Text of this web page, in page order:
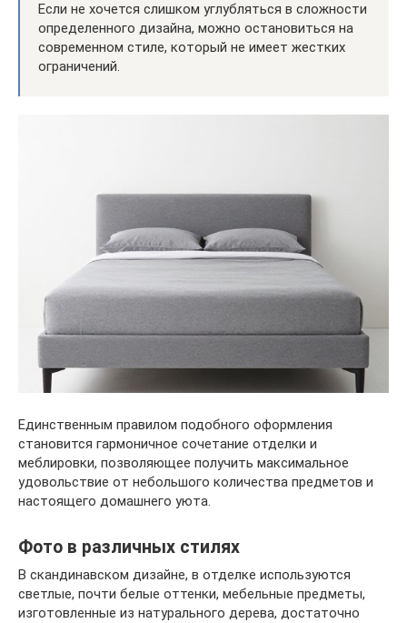
Если не хочется слишком углубляться в сложности
определенного дизайна, можно остановиться на
современном стиле, который не имеет жестких
ограничений.
Единственным правилом подобного оформления
становится гармоничное сочетание отделки и
меблировки, позволяющее получить максимальное
удовольствие от небольшого количества предметов и
настоящего домашнего уюта.
Фото в различных стилях
В скандинавском дизайне, в отделке используются
светлые, почти белые оттенки, мебельные предметы,
изготовленные из натурального дерева, достаточно